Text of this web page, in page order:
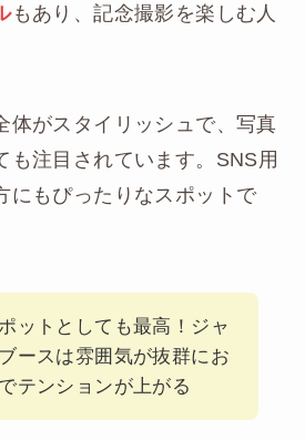
もあり、記念撮影を楽しむ人
体がスタイリッシュで、写真
も注目されています。SNS用
にもぴったりなスポットで
ットとしても最高！ジャ
ースは雰囲気が抜群にお
テンションが上がる